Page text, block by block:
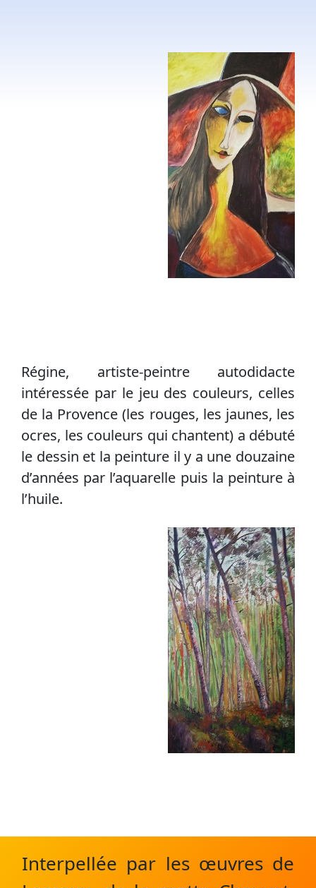
Régine, artiste-peintre autodidacte
intéressée par le jeu des couleurs, celles
de la Provence (les rouges, les jaunes, les
ocres, les couleurs qui chantent) a débuté
le dessin et la peinture il y a une douzaine
d’années par l’aquarelle puis la peinture à
l’huile.
Interpellée par les œuvres de